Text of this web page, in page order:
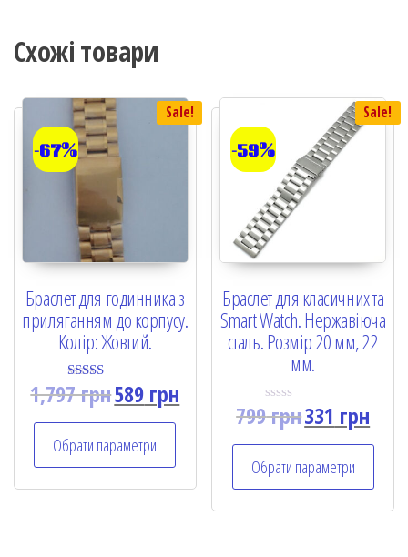
Схожі товари
Sale!
-67%
Браслет для годинника з
приляганням до корпусу.
Колір: Жовтий.
Rated
5.00
1,797грн589 грн
Обрати параметри
Sale!
-59%
Браслет для класичних та
Smart Watch. Нержавіюча
сталь. Розмір 20 мм, 22
мм.
R
d
0
o
u
799грн331 грн
Обрати параметри